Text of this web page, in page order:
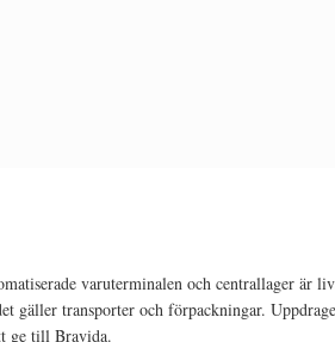
varuterminalen och centrallager är
gäller transporter och förpackningar.
ge till Bravida.